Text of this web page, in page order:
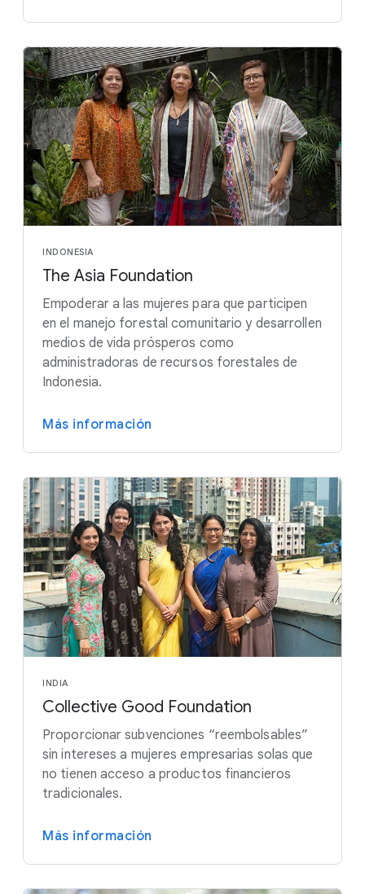
INDONESIA
The Asia Foundation
Empoderar a las mujeres para que participen
en el manejo forestal comunitario y desarrollen
medios de vida prósperos como
administradoras de recursos forestales de
Indonesia.
Más información
INDIA
Collective Good Foundation
Proporcionar subvenciones “reembolsables”
sin intereses a mujeres empresarias solas que
no tienen acceso a productos financieros
tradicionales.
Más información